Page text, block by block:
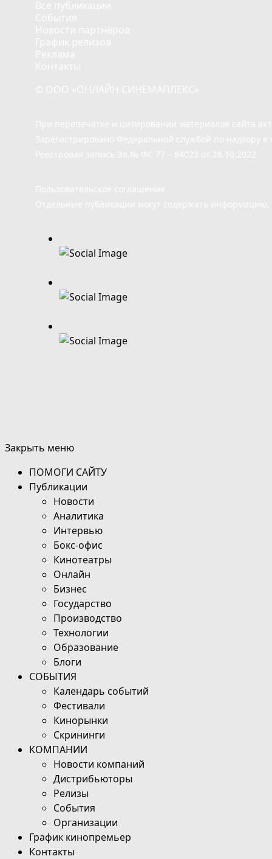
Закрыть меню
ПОМОГИ САЙТУ
Публикации
Новости
Аналитика
Интервью
Бокс-офис
Кинотеатры
Онлайн
Бизнес
Государство
Производство
Технологии
Образование
Блоги
СОБЫТИЯ
Календарь событий
Фестивали
Кинорынки
Скрининги
КОМПАНИИ
Новости компаний
Дистрибьюторы
Релизы
События
Организации
График кинопремьер
Контакты